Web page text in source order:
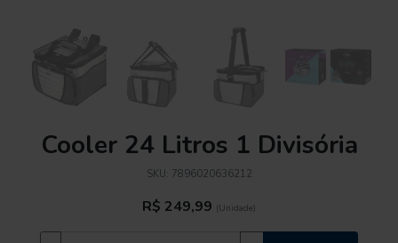
Cooler 24 Litros 1 Divisória
SKU: 7896020636212
R$ 249,99 (Unidade)